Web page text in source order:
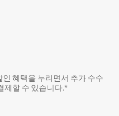
혜택을 누리면서 추가 수수
제할 수 있습니다.*